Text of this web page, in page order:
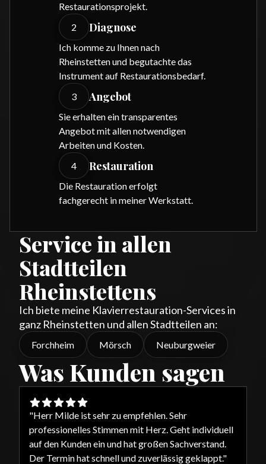
Restaurationsprojekt.
2
Diagnose
Ich komme zu Ihnen nach
Rheinstetten und begutachte das
Instrument auf Restaurationsbedarf.
3
Angebot
Sie erhalten ein transparentes
Angebot mit allen notwendigen
Arbeiten und Kosten.
4
Restauration
Die Restauration erfolgt
fachgerecht in meiner Werkstatt.
Service in allen
Stadtteilen
Rheinstettens
Ich biete meine Klavierrestauration-Services in
ganz Rheinstetten und allen Stadtteilen an:
Forchheim Mörsch Neuburgweier
Was Kunden sagen
"Herr Milde ist sehr zu empfehlen. Sehr
professionelles Stimmen mit Herz. Geht individuell
auf den Kunden ein und hat großen Sachverstand.
Der Termin hat schnell und zuverlässig geklappt."